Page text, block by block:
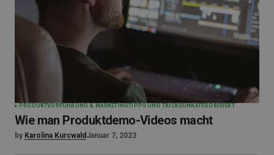
PRODUKTVORFÜHRUNG & MARKETINGTIPPS UND TRICKS UNKATEGORISIERT
Wie man Produktdemo-Videos macht
by Karolina Kurcwald Januar 7, 2023